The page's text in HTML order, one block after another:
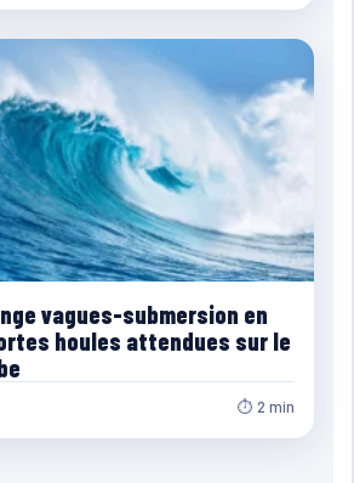
vagues-submersion en
houles attendues sur le
⏱ 2 min